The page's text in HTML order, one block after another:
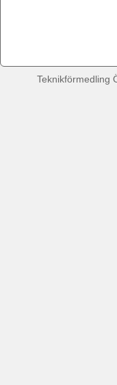
Teknikförmedling